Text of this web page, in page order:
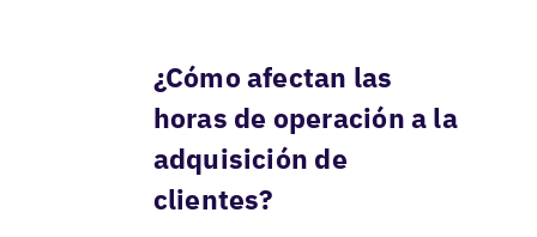
¿Cómo afectan las
horas de operación a la
adquisición de
clientes?